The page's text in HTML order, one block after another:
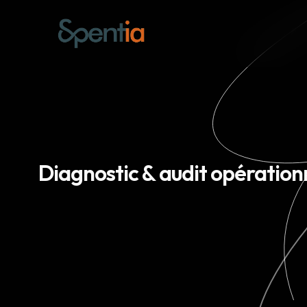
Diagnostic & audit